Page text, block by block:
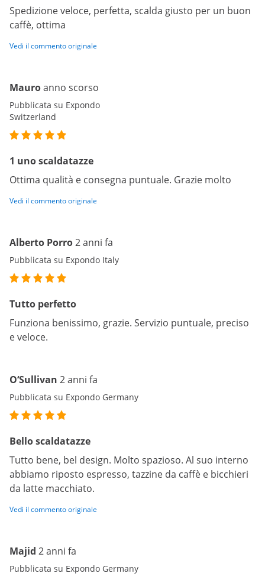
Spedizione veloce, perfetta, scalda giusto per un buon
caffè, ottima
Vedi il commento originale
Mauroanno scorso
Pubblicata su Expondo
Switzerland
1 uno scaldatazze
Ottima qualità e consegna puntuale. Grazie molto
Vedi il commento originale
Alberto Porro2 anni fa
Pubblicata su Expondo Italy
Tutto perfetto
Funziona benissimo, grazie. Servizio puntuale, preciso
e veloce.
O‘Sullivan 2 anni fa
Pubblicata su Expondo Germany
Bello scaldatazze
Tutto bene, bel design. Molto spazioso. Al suo interno
abbiamo riposto espresso, tazzine da caffè e bicchieri
da latte macchiato.
Vedi il commento originale
Majid 2 anni fa
Pubblicata su Expondo Germany